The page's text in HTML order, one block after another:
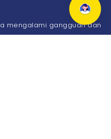
mengalami gangguan dan